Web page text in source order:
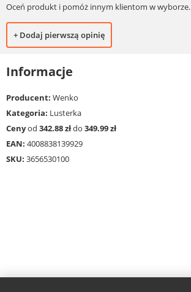
Oceń produkt i pomóż innym klientom w wyborze.
+ Dodaj pierwszą opinię
Informacje
Producent: Wenko
Kategoria: Lusterka
Cenyod 342.88 złdo 349.99 zł
EAN: 4008838139929
SKU: 3656530100